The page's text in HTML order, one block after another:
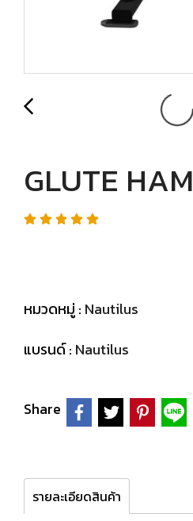
GLUTE HAM
หมวดหมู่ : Nautilus
แบรนด์ : Nautilus
Share
รายละเอียดสินค้า